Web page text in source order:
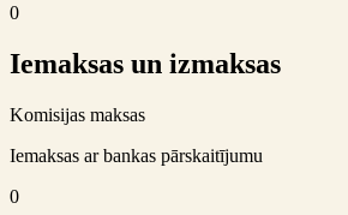
0
Iemaksas un izmaksas
Komisijas maksas
Iemaksas ar bankas pārskaitījumu
0